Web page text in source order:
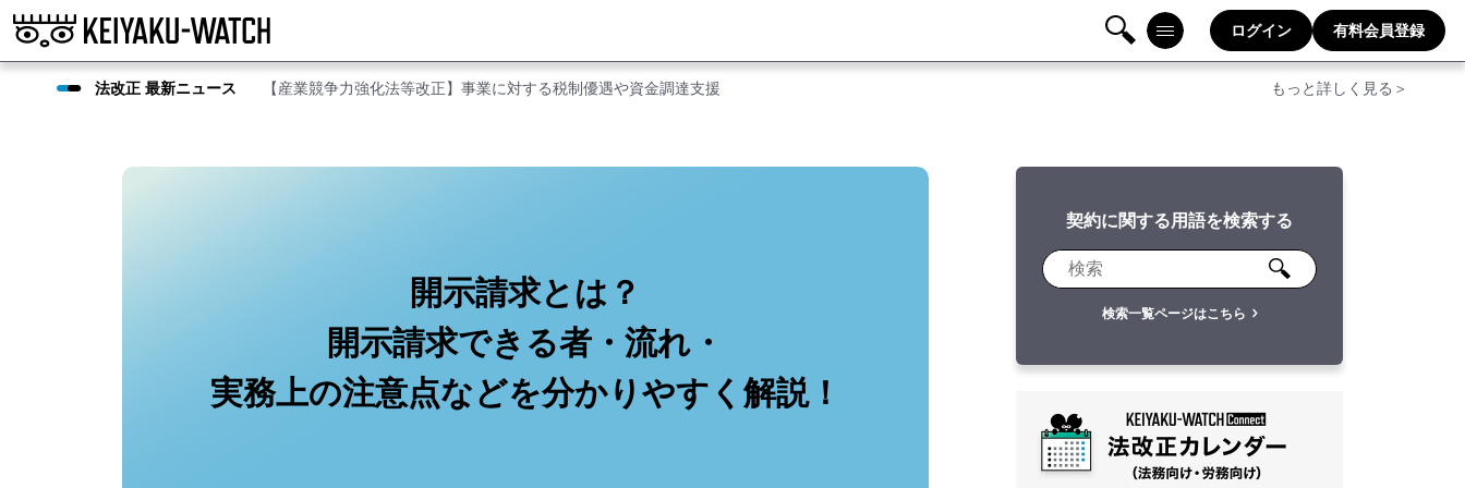
検
メニ
ログイン 有料会員登録
法改正 最新ニュース 【産業競争力強化法等改正】事業に対する税制優遇や資金調達支援 もっと詳しく見る＞
開示請求とは？
開示請求できる者・流れ・
実務上の注意点などを分かりやすく解説！
契約に関する用語を検索する
検索一覧ページはこちら